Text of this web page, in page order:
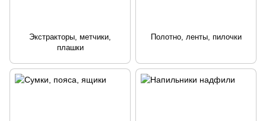
Экстракторы, метчики,
плашки
Полотно, ленты, пилочки